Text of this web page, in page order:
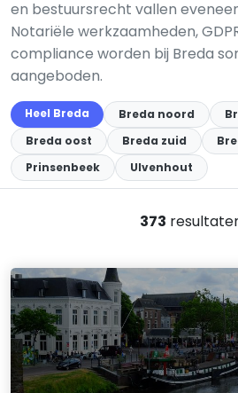
en bestuursrecht vallen
Notariële werkzaamheden,
compliance worden bij Breda
aangeboden.
Heel Breda Breda noord
Breda oost
Breda zuid
Prinsenbeek
Ulvenhout
373